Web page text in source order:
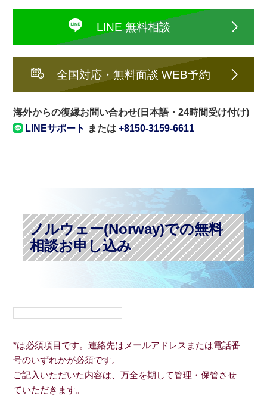
LINE 無料相談
全国対応・無料面談 WEB予約
海外からの復縁お問い合わせ(日本語・24時間受け付け)
LINEサポート または+8150-3159-6611
ノルウェー(Norway)での無料
相談お申し込み
*は必須項目です。連絡先はメールアドレスまたは電話番
号のいずれかが必須です。
ご記入いただいた内容は、万全を期して管理・保管させ
ていただきます。